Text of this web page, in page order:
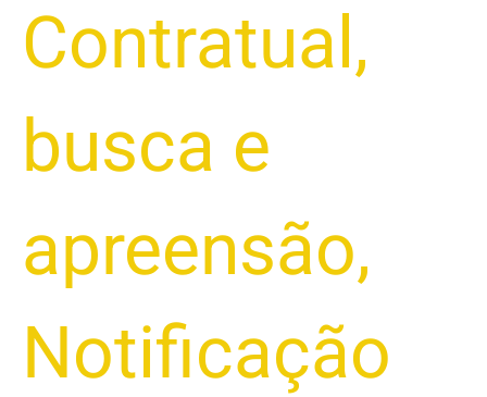
Contratual ,
busca e
apreensão,
Notificação